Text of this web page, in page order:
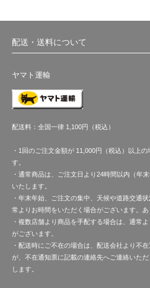
配送・送料について
ヤマト運輸
配送料：全国一律 1,100円（税込）
・1回のご注文金額が 11,000円（税込）以上
す。
・通常商品は、ご注文日より24時間以内（年
いたします。
・年末年始、ご注文の集中、天候や道路交通
常よりお時間をいただく場合がございます。あ
・複数店舗より商品を手配する場合は、通常
がございます。
・配送時にご不在の場合は、配送会社より不
が、不在通知票に記載の連絡先へご連絡いた
します。